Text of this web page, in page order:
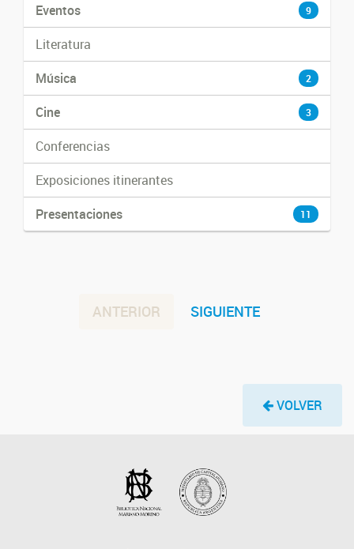
Eventos 9
Literatura
Música
2
Cine 3
Conferencias
Exposiciones itinerantes
Presentaciones
11
ANTERIOR SIGUIENTE
VOLVER